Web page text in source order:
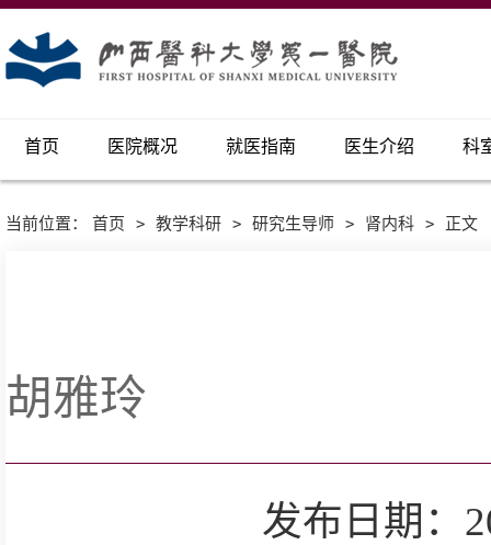
首页 医院概况 就医指南 医生介绍 科
当前位置： 首页 > 教学科研 > 研究生导师 > 肾内科 > 正文
胡雅玲
发布日期：